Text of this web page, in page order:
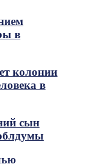
в
колонии
в
сын